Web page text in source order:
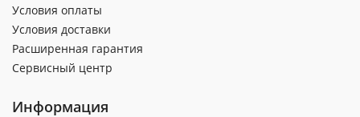
Условия оплаты
Условия доставки
Расширенная гарантия
Сервисный центр
Информация